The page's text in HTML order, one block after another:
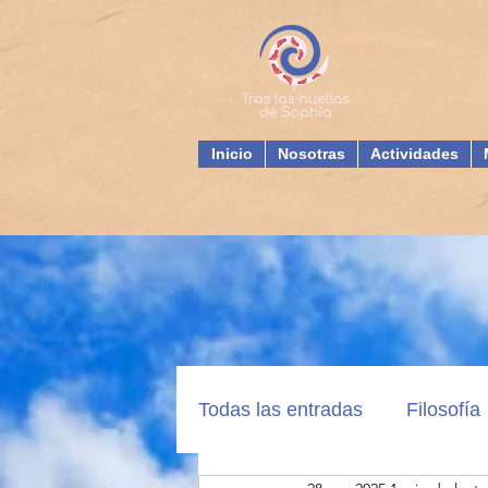
Inicio Nosotras Actividades
Todas las entradas Filosofía